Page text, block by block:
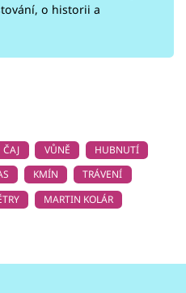
o historii a
ČAJ VŮNĚ
HUBNUTÍ
KMÍN
TRÁVENÍ
MARTIN KOLÁR